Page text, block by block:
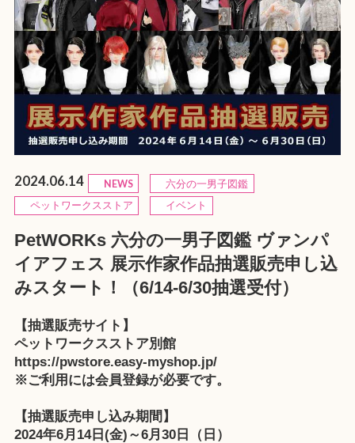
2024.06.14 NEWS
六分の一男子図鑑
ペットワークスストア
イベント
PetWORKs 六分の一男子図鑑 ヴァンパ
イアフェス 展示作家作品抽選販売申し込
みスタート！（6/14-6/30抽選受付）
【抽選販売サイト】
ペットワークスストア別館
https://pwstore.easy-myshop.jp/
※ご利用には会員登録が必要です。
【抽選販売申し込み期間】
2024年6月14日(金)～6月30日（日）